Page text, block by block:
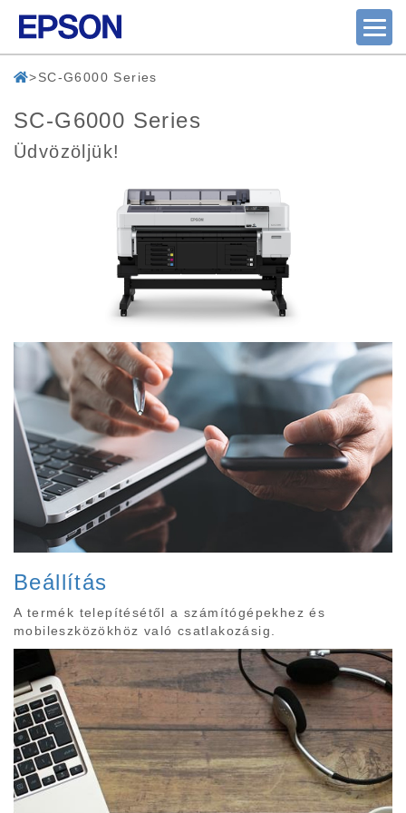
SC-G6000 Series
SC-G6000 Series
Üdvözöljük!
Beállítás
A termék telepítésétől a számítógépekhez és
mobileszközökhöz való csatlakozásig.